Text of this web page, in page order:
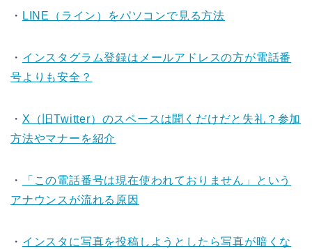
・ LINE（ライン）をパソコンで見る方法
・ インスタグラム登録はメールアドレスの方が電話番
号よりも安全？
・ X（旧Twitter）のスペースは聞くだけだと失礼？参加
方法やマナーを紹介
・
「この電話番号は現在使われておりません」という
アナウンスが流れる原因
・ インスタに写真を投稿しようとしたら写真が暗くな